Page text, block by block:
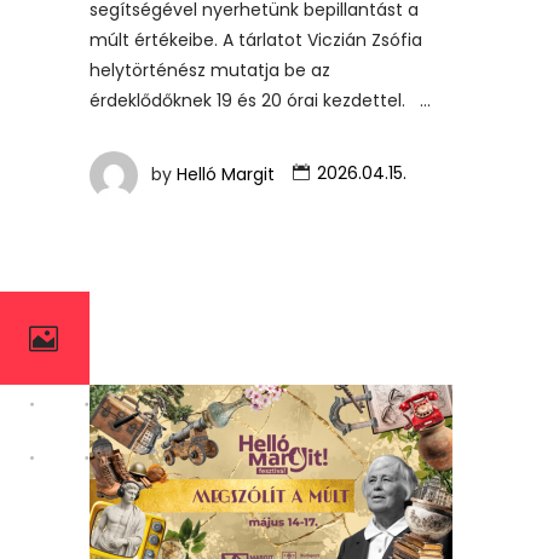
segítségével nyerhetünk bepillantást a
múlt értékeibe. A tárlatot Viczián Zsófia
helytörténész mutatja be az
érdeklődőknek 19 és 20 órai kezdettel.
by Helló Margit 2026.04.15.